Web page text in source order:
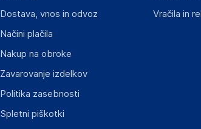
Dostava, vnos in odvoz
Načini plačila
Nakup na obroke
Zavarovanje izdelkov
Politika zasebnosti
Spletni piškotki
Vračila in